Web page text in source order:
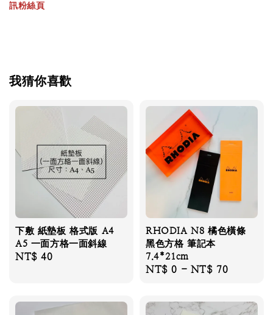
訊粉絲頁
我猜你喜歡
下敷 紙墊板 格式版 A4
A5 一面方格一面斜線
Regular
NT$ 40
RHODIA N8 橘色橫條
黑色方格 筆記本
7.4*21cm
Regular
NT$ 0 - NT$ 70